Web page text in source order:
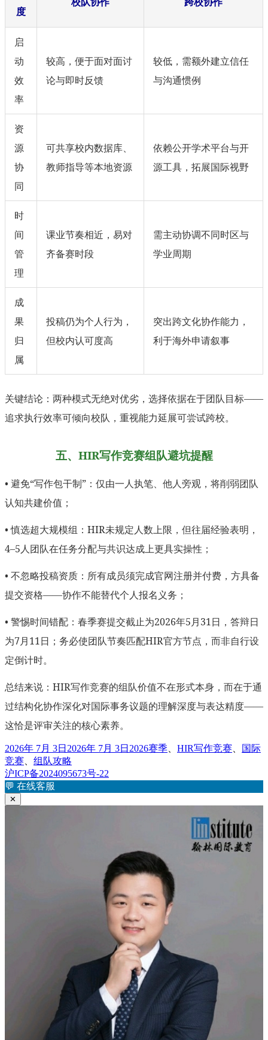
度
启
动
效
率
较高，便于面对面讨
论与即时反馈
较低，需额外建立信任
与沟通惯例
资
源
协
同
可共享校内数据库、
教师指导等本地资源
依赖公开学术平台与开
源工具，拓展国际视野
时
间
管
理
课业节奏相近，易对
齐备赛时段
需主动协调不同时区与
学业周期
成
果
归
属
投稿仍为个人行为，
但校内认可度高
突出跨文化协作能力，
利于海外申请叙事
关键结论：两种模式无绝对优劣，选择依据在于团队目标——
追求执行效率可倾向校队，重视能力延展可尝试跨校。
五、HIR写作竞赛组队避坑提醒
• 避免“写作包干制”：仅由一人执笔、他人旁观，将削弱团队
认知共建价值；
• 慎选超大规模组：HIR未规定人数上限，但往届经验表明，
4–5人团队在任务分配与共识达成上更具实操性；
• 不忽略投稿资质：所有成员须完成官网注册并付费，方具备
提交资格——协作不能替代个人报名义务；
• 警惕时间错配：春季赛提交截止为2026年5月31日，答辩日
为7月11日；务必使团队节奏匹配HIR官方节点，而非自行设
定倒计时。
总结来说：HIR写作竞赛的组队价值不在形式本身，而在于通
过结构化协作深化对国际事务议题的理解深度与表达精度——
这恰是评审关注的核心素养。
发
布
于
2026年 7月 3日 2026年 7月 3日 标
2026赛季 HIR写作竞赛
国际
竞赛
组队攻略
沪ICP备2024095673号-22
💬 在线客服
✕